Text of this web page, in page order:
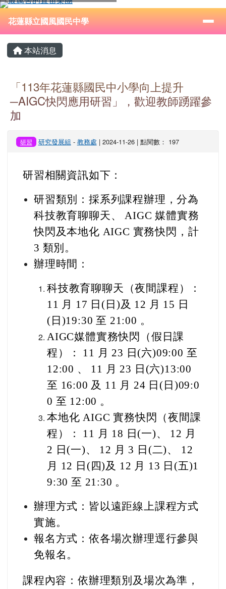
跳至主內容區
花蓮縣立國風國民中學
⏸
導覽列
花蓮縣立國風國民中學
主內容區域
本站消息
「113年花蓮縣國民中小學向上提升
─AIGC快閃應用研習」，歡迎教師踴躍參
加
研習 研究發展組 - 教務處 | 2024-11-26 | 點閱數： 197
研習相關資訊如下：
研習類別：採系列課程辦理，分為
科技教育聊聊天、 AIGC 媒體實務
快閃及本地化 AIGC 實務快閃，計
3 類別。
辦理時間：
科技教育聊聊天（夜間課程）：
11 月 17 日(日)及 12 月 15 日
(日)19:30 至 21:00 。
AIGC媒體實務快閃（假日課
程）： 11 月 23 日(六)09:00 至
12:00 、 11 月 23 日(六)13:00
至 16:00 及 11 月 24 日(日)09:0
0 至 12:00 。
本地化 AIGC 實務快閃（夜間課
程）： 11 月 18 日(一)、 12 月
2 日(一)、 12 月 3 日(二)、 12
月 12 日(四)及 12 月 13 日(五)1
9:30 至 21:30 。
辦理方式：皆以遠距線上課程方式
實施。
報名方式：依各場次辦理逕行參與
免報名。
課程內容：依辦理類別及場次為準，
頁尾區域